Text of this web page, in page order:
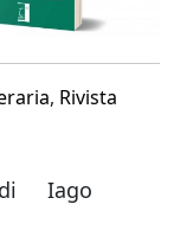
, Rivista
Iago